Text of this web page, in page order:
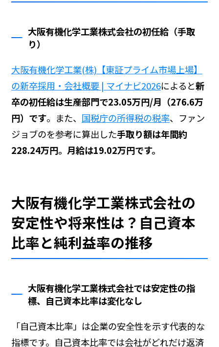
大阪有機化学工業株式会社の初任給（手取
り）
大阪有機化学工業(株)【東証プライム市場上場】
の新卒採用・会社概要 | マイナビ2026によると新
卒の初任給は生産部門で23.05万円/月（276.6万
円）です。また、 国税庁の所得税の税率、ファン
ジョブのを参考に算出した手取り額は年間約
228.24万円。月給は19.02万円です。
大阪有機化学工業株式会社の
安定性や将来性は？自己資本
比率と純利益率の推移
大阪有機化学工業株式会社では安定性の指
標、自己資本比率は変化なし
「自己資本比率」は企業の安全性を示す代表的な
指標です。自己資本比率では会社がどれだけ返済